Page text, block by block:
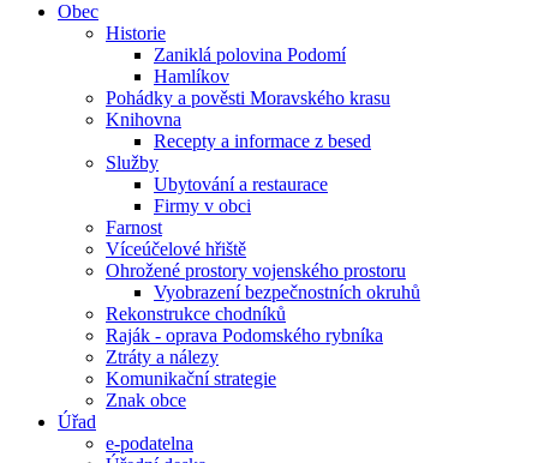
Obec
Historie
Zaniklá polovina Podomí
Hamlíkov
Pohádky a pověsti Moravského krasu
Knihovna
Recepty a informace z besed
Služby
Ubytování a restaurace
Firmy v obci
Farnost
Víceúčelové hřiště
Ohrožené prostory vojenského prostoru
Vyobrazení bezpečnostních okruhů
Rekonstrukce chodníků
Raják - oprava Podomského rybníka
Ztráty a nálezy
Komunikační strategie
Znak obce
Úřad
e-podatelna